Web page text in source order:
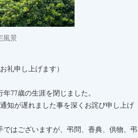
景
礼申し上げます）
77歳の生涯を閉じました。
知が遅れました事を深くお詫び申し上げ
はございますが、弔問、香典、供物、弔